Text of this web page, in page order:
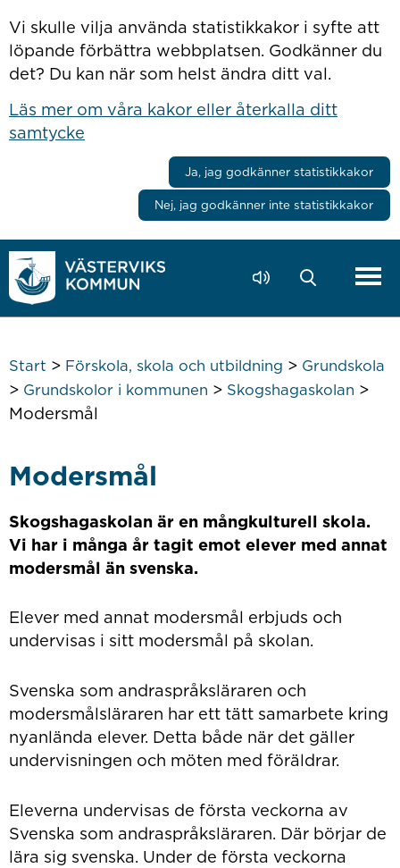
Vi skulle vilja använda statistikkakor i syfte att
löpande förbättra webbplatsen. Godkänner du
det? Du kan när som helst ändra ditt val.
Läs mer om våra kakor eller återkalla ditt
samtycke
Ja, jag godkänner statistikkakor
Nej, jag godkänner inte statistikkakor
Start > Förskola, skola och utbildning > Grundskola
> Grundskolor i kommunen > Skogshagaskolan >
Modersmål
Modersmål
Skogshagaskolan är en mångkulturell skola.
Vi har i många år tagit emot elever med annat
modersmål än svenska.
Elever med annat modersmål erbjuds och
undervisas i sitt modersmål på skolan.
Svenska som andraspråksläraren och
modersmålsläraren har ett tätt samarbete kring
nyanlända elever. Detta både när det gäller
undervisningen och möten med föräldrar.
Eleverna undervisas de första veckorna av
Svenska som andraspråksläraren. Där börjar de
lära sig svenska. Under de första veckorna